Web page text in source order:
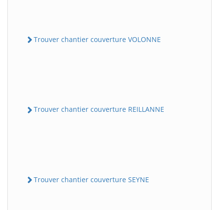
Trouver chantier couverture VOLONNE
Trouver chantier couverture REILLANNE
Trouver chantier couverture SEYNE